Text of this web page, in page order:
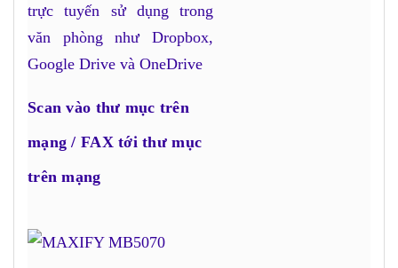
trực tuyến sử dụng trong
văn phòng như Dropbox,
Google Drive và OneDrive
Scan vào thư mục trên
mạng / FAX tới thư mục
trên mạng